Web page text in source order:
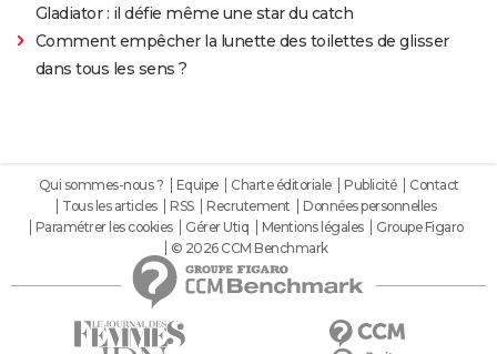
Gladiator : il défie même une star du catch
Comment empêcher la lunette des toilettes de glisser
dans tous les sens ?
Qui sommes-nous ? Equipe Charte éditoriale Publicité
Contact
Tous les articles
RSS Recrutement
Données personnelles
Paramétrer les cookies
Gérer Utiq Mentions légales
Groupe Figaro
© 2026 CCM Benchmark